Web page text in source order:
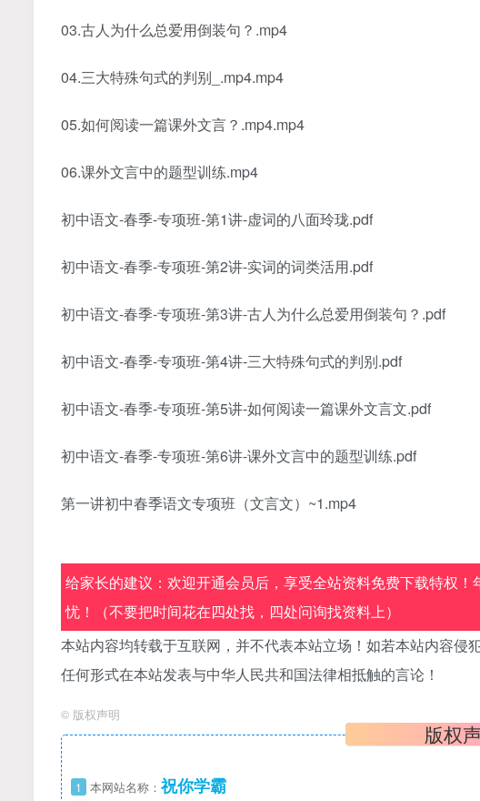
03.古人为什么总爱用倒装句？.mp4
04.三大特殊句式的判别_.mp4.mp4
05.如何阅读一篇课外文言？.mp4.mp4
06.课外文言中的题型训练.mp4
初中语文-春季-专项班-第1讲-虚词的八面玲珑.pdf
初中语文-春季-专项班-第2讲-实词的词类活用.pdf
初中语文-春季-专项班-第3讲-古人为什么总爱用倒装句？.pdf
初中语文-春季-专项班-第4讲-三大特殊句式的判别.pdf
初中语文-春季-专项班-第5讲-如何阅读一篇课外文言文.pdf
初中语文-春季-专项班-第6讲-课外文言中的题型训练.pdf
第一讲初中春季语文专项班（文言文）~1.mp4
给家长的建议：欢迎开通会员后，享受全站资料免费下载特权
忧！（不要把时间花在四处找，四处问询找资料上）
本站内容均转载于互联网，并不代表本站立场！如若本站内容
任何形式在本站发表与中华人民共和国法律相抵触的言论！
© 版权声明
版权
1 本网站名称： 祝你学霸